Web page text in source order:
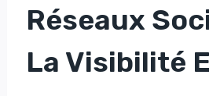
Réseaux
La Visibilité